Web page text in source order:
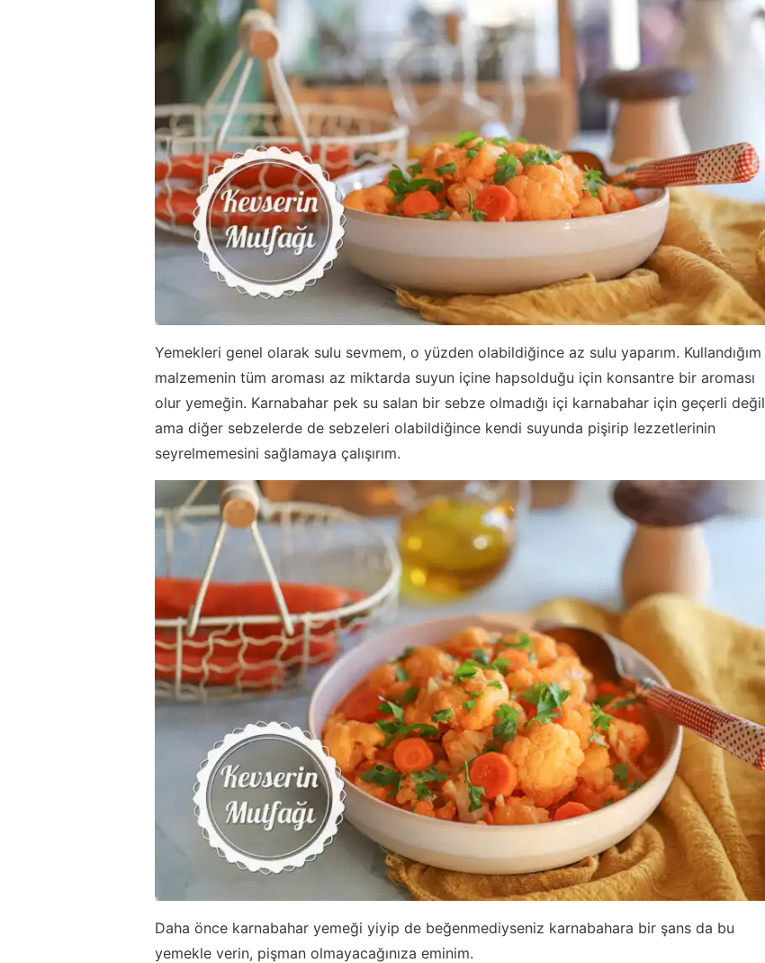
Yemekleri genel olarak sulu sevmem, o yüzden olabildiğince az sulu yaparım. Kullandığım
malzemenin tüm aroması az miktarda suyun içine hapsolduğu için konsantre bir aroması
olur yemeğin. Karnabahar pek su salan bir sebze olmadığı içi karnabahar için geçerli değil
ama diğer sebzelerde de sebzeleri olabildiğince kendi suyunda pişirip lezzetlerinin
seyrelmemesini sağlamaya çalışırım.
Daha önce karnabahar yemeği yiyip de beğenmediyseniz karnabahara bir şans da bu
yemekle verin, pişman olmayacağınıza eminim.